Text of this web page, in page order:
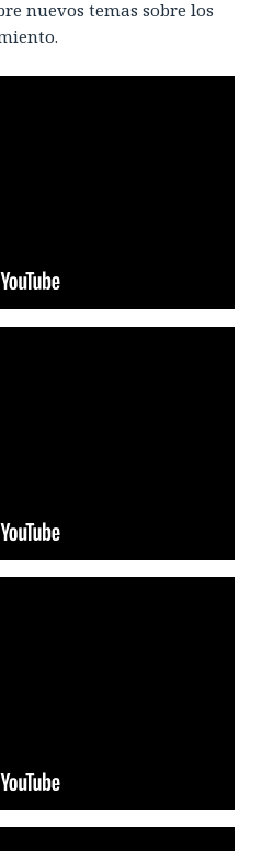
nuevos temas sobre los